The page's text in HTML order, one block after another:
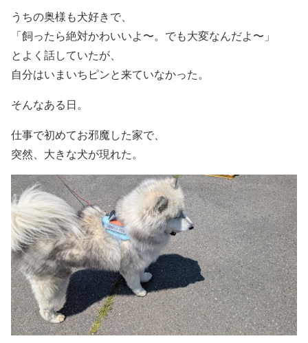
うちの奥様も犬好きで、
「飼ったら絶対かわいいよ〜。でも大変なんだよ〜」
とよく話していたが、
自分はいまいちピンと来ていなかった。
そんなある日。
仕事で初めてお邪魔した家で、
突然、大きな犬が現れた。